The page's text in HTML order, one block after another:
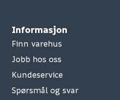
Informasjon
Finn varehus
Jobb hos oss
Kundeservice
Spørsmål og svar